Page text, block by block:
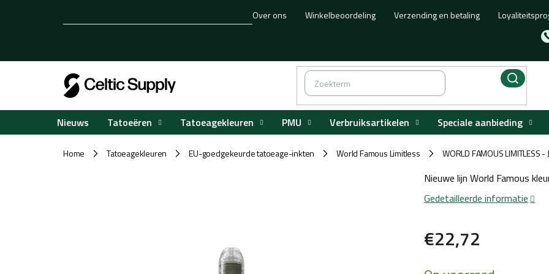
Over ons Winkelbeoordeling Verzending en betaling
Nieuws Tatoeëren Tatoeagekleuren PMU Verbruiksartikelen Speciale aanbieding
Home / Tatoeagekleuren / EU-goedgekeurde tatoeage-inkten / World Famous Limitless / WORLD FAMOUS LIMITLESS -
€22,72
Nieuwe lijn World Famous
Gedetailleerde informatie